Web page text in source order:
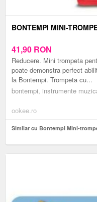
BONTEMPI MINI-
41,90 RON
Reducere. Mini trompeta
poate demonstra perfect
la Bontempi. Trompeta cu...
bontempi, instrumente
ookee.ro
Similar cu Bontempi Mini-